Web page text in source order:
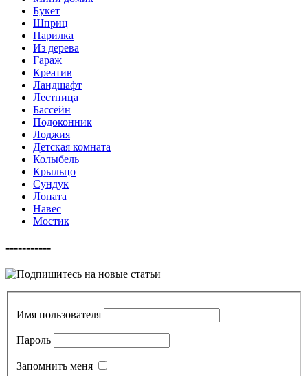
Букет
Шприц
Парилка
Из дерева
Гараж
Креатив
Ландшафт
Лестница
Бассейн
Подоконник
Лоджия
Детская комната
Колыбель
Крыльцо
Сундук
Лопата
Навес
Мостик
-----------
Имя пользователя
Пароль
Запомнить меня